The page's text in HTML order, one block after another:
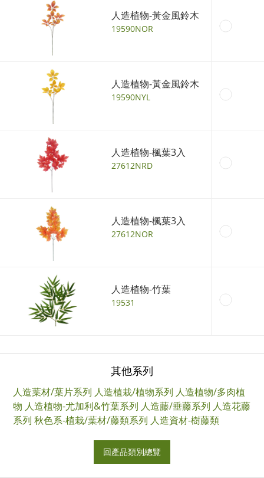
人造植物-黃金風鈴木
19590NOR
人造植物-黃金風鈴木
19590NYL
人造植物-楓葉3入
27612NRD
人造植物-楓葉3入
27612NOR
人造植物-竹葉
19531
其他系列
人造葉材/葉片系列 人造植栽/植物系列 人造植物/多肉植
物 人造植物-尤加利&竹葉系列 人造藤/垂藤系列 人造花藤
系列 秋色系-植栽/葉材/藤類系列 人造資材-樹藤類
回產品類別總覽